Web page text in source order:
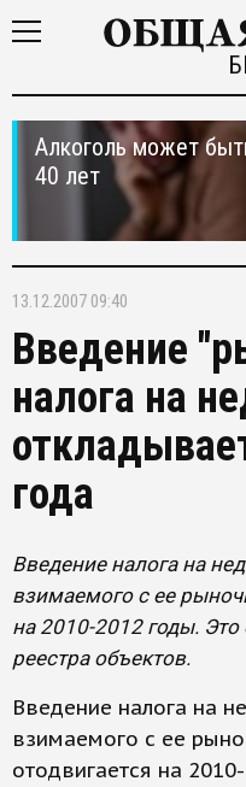
Алкоголь может
40 лет
13.12.2007 09:40
Введение
налога на
года
Введение налога на
взимаемого с ее
на 2010-2012 годы. Это
реестра объектов.
Введение налога на
взимаемого с ее
отодвигается на